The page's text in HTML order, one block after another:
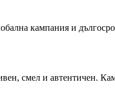
кампания и
смел и автентичен.